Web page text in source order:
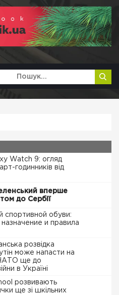
Watch 9: огляд
годинників від
вперше
до Сербії
спортивной обуви:
и правила
розвідка
може напасти на
ще до
в Україні
розвивають
ще зі шкільних